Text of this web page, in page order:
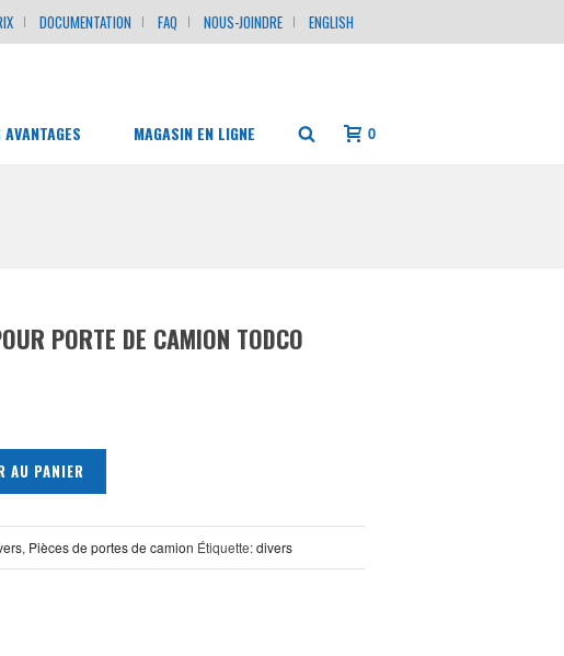
DOCUMENTATION FAQ NOUS-JOINDRE ENGLISH
AVANTAGES MAGASIN EN LIGNE 0
PORTE DE CAMION TODCO
AU PANIER
, Pièces de portes de camion Étiquette:divers